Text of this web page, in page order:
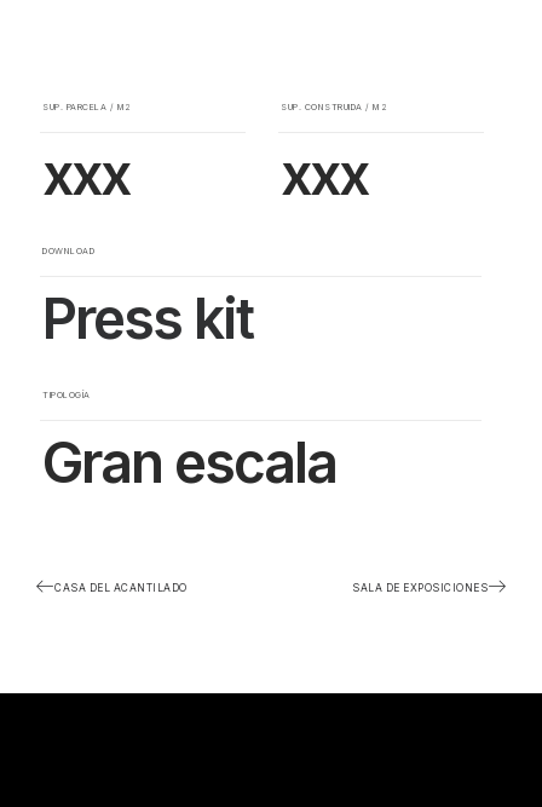
SUP. PARCELA / M2
xxx
SUP. CONSTRUIDA / M2
xxx
DOWNLOAD
Press kit
TIPOLOGÍA
Gran escala
CASA DEL ACANTILADO SALA DE EXPOSICIONES